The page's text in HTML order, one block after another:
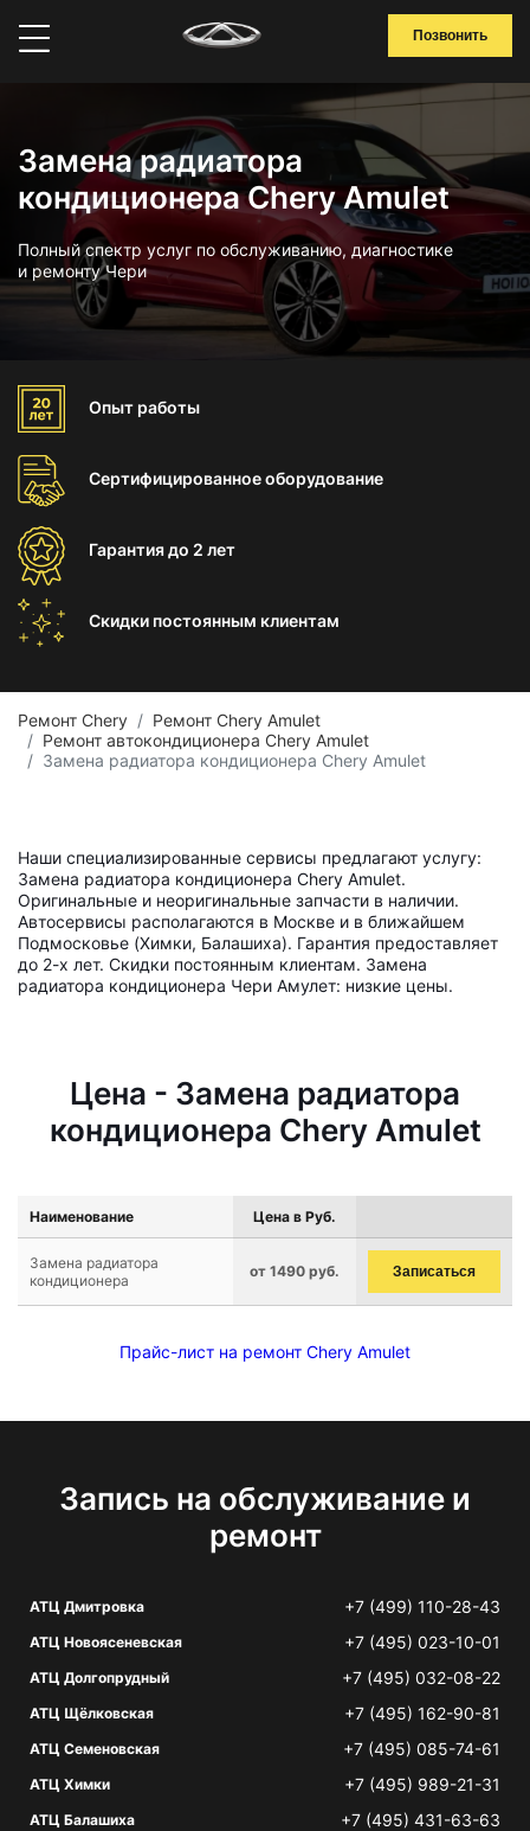
Позвонить
Замена радиатора
кондиционера Chery Amulet
Полный спектр услуг по обслуживанию, диагностике
и ремонту Чери
Опыт работы
Сертифицированноеоборудование
Гарантиядо 2 лет
Скидки постоянным клиентам
Ремонт Chery
Ремонт Chery Amulet
Ремонт автокондиционера Chery Amulet
Замена радиатора кондиционера Chery Amulet
Наши специализированные сервисы предлагают услугу:
Замена радиатора кондиционера Chery Amulet.
Оригинальные и неоригинальные запчасти в наличии.
Автосервисы располагаются в Москве и в ближайшем
Подмосковье (Химки, Балашиха). Гарантия предоставляет
до 2-х лет. Скидки постоянным клиентам. Замена
радиатора кондиционера Чери Амулет: низкие цены.
Цена - Замена радиатора
кондиционера Chery Amulet
Наименование Цена в Руб.
Замена радиатора
кондиционера
от 1490 руб. Записаться
Прайс-лист на ремонт Chery Amulet
Запись на обслуживание и
ремонт
АТЦ Дмитровка +7 (499) 110-28-43
АТЦ Новоясеневская +7 (495) 023-10-01
АТЦ Долгопрудный +7 (495) 032-08-22
АТЦ Щёлковская +7 (495) 162-90-81
АТЦ Семеновская +7 (495) 085-74-61
АТЦ Химки +7 (495) 989-21-31
АТЦ Балашиха +7 (495) 431-63-63